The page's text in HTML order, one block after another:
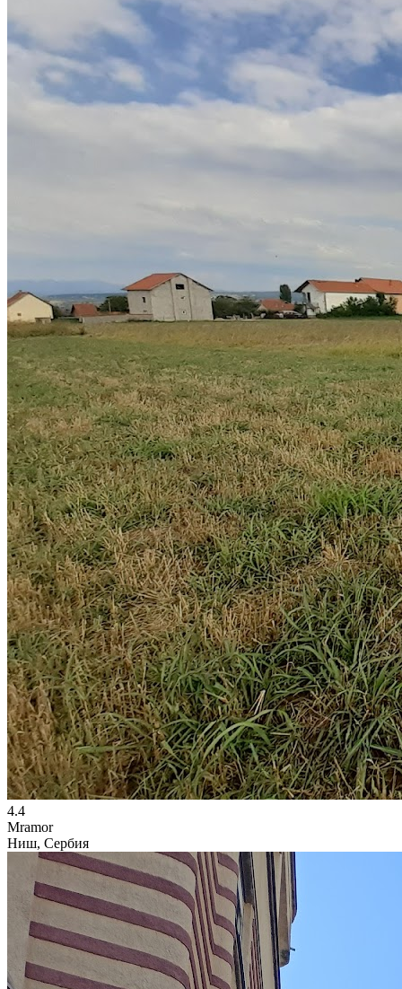
4.4
Mramor
Ниш, Сербия